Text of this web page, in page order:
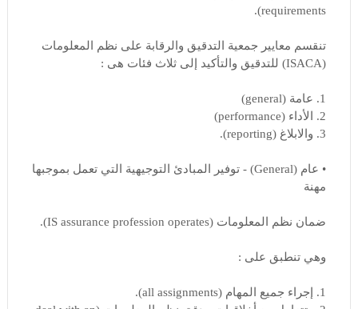
requirements).
تنقسم معايير جمعية التدقيق والرقابة على نظم المعلومات
(ISACA) للتدقيق والتأكيد إلى ثلاث فئات هى :
1. عامة (general)
2. الأداء (performance)
3. والابلاغ (reporting).
• عام (General) - توفير المبادئ التوجيهية التي تعمل بموجبها
مهنة
ضمان نظم المعلومات (IS assurance profession operates).
وهي تنطبق على :
1. إجراء جميع المهام (all assignments).